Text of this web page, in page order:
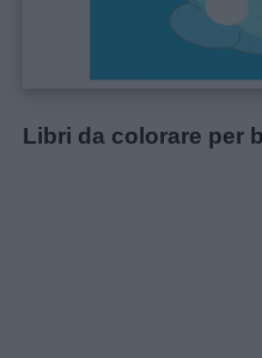
Libri da colorare per